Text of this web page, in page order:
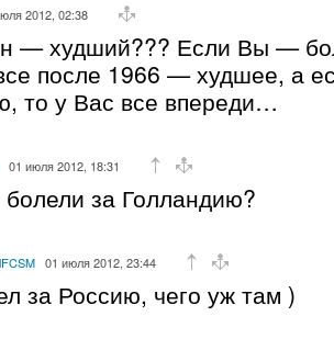
2012, 02:38
— худший??? Если Вы —
после 1966 — худшее, а
то у Вас все впереди…
01 июля 2012, 18:31
болели за Голландию?
01 июля 2012, 23:44
за Россию, чего уж там )